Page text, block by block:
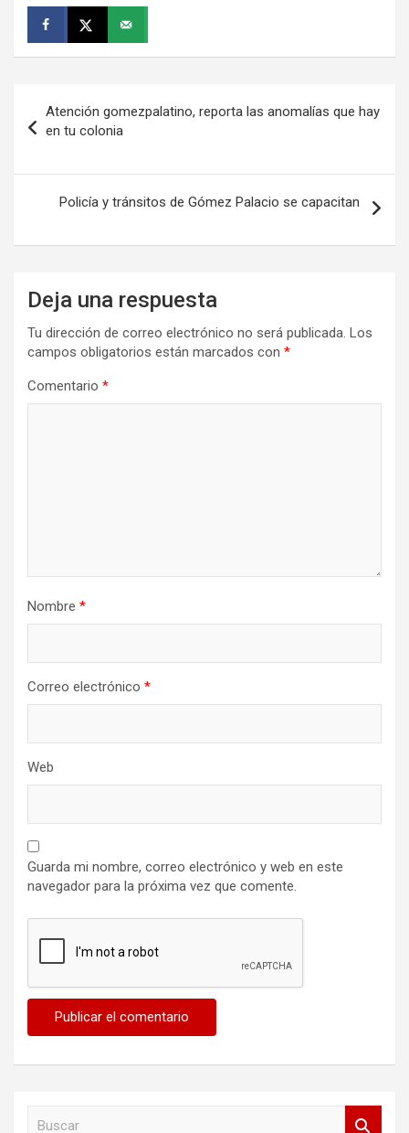
de
Atención gomezpalatino, reporta las anomalías que hay
en tu colonia
Policía y tránsitos de Gómez Palacio se capacitan
Deja una respuesta
Tu dirección de correo electrónico no será publicada. Los
campos obligatorios están marcados con *
Comentario *
Nombre *
Correo electrónico *
Web
Guarda mi nombre, correo electrónico y web en este
navegador para la próxima vez que comente.